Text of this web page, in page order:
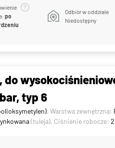
po
Odbiór w oddziale
Niedostępny
do
typ 6
. Warstwa zewnętrzna:
(tuleja). Ciśnienie robocze: